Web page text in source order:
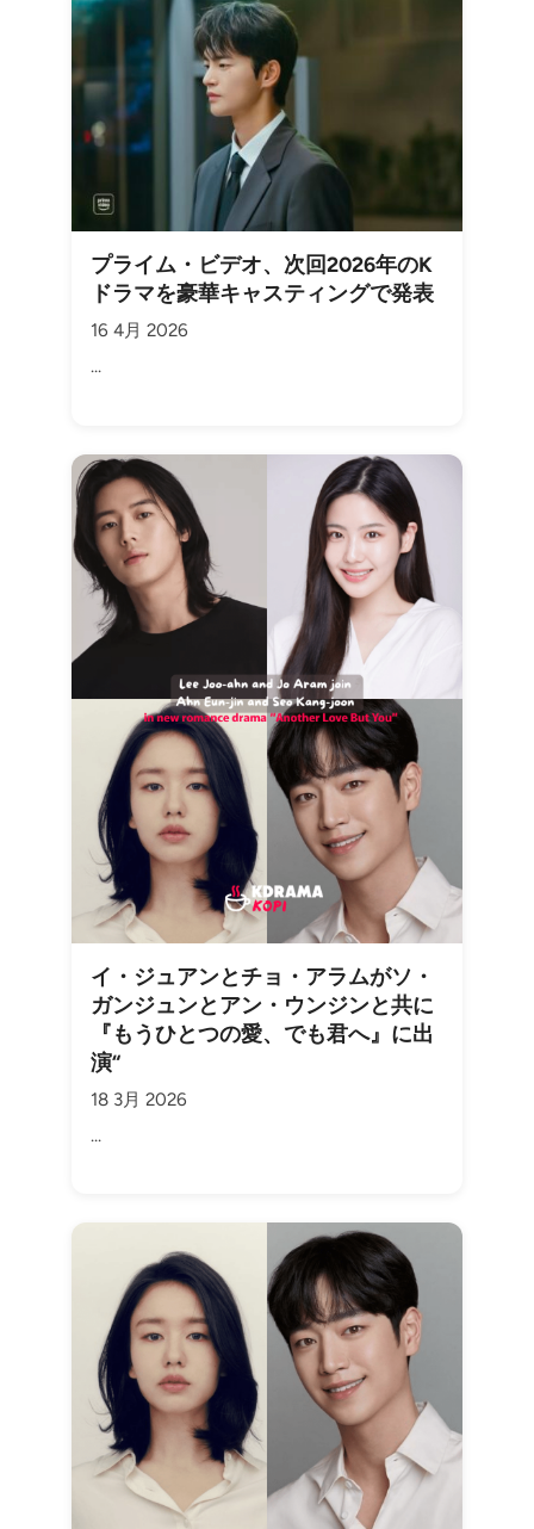
プライム・ビデオ、次回2026年のK
ドラマを豪華キャスティングで発表
16 4月 2026
...
イ・ジュアンとチョ・アラムがソ・
ガンジュンとアン・ウンジンと共に
『もうひとつの愛、でも君へ』に出
演“
18 3月 2026
...